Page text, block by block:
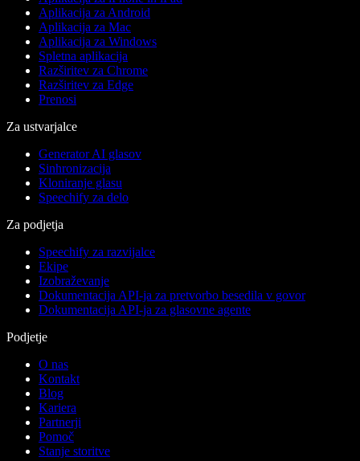
Aplikacija za Android
Aplikacija za Mac
Aplikacija za Windows
Spletna aplikacija
Razširitev za Chrome
Razširitev za Edge
Prenosi
Za ustvarjalce
Generator AI glasov
Sinhronizacija
Kloniranje glasu
Speechify za delo
Za podjetja
Speechify za razvijalce
Ekipe
Izobraževanje
Dokumentacija API-ja za pretvorbo besedila v govor
Dokumentacija API-ja za glasovne agente
Podjetje
O nas
Kontakt
Blog
Kariera
Partnerji
Pomoč
Stanje storitve